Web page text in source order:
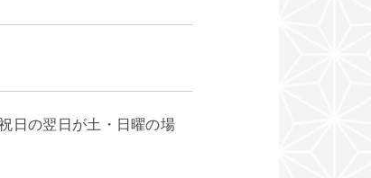
日の翌日が土・日曜の場